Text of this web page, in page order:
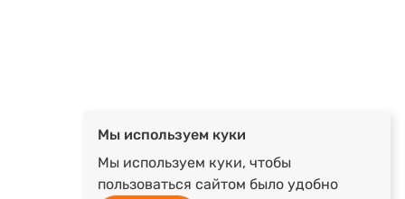
Мы используем куки
Мы используем куки, чтобы
пользоваться сайтом было удобно